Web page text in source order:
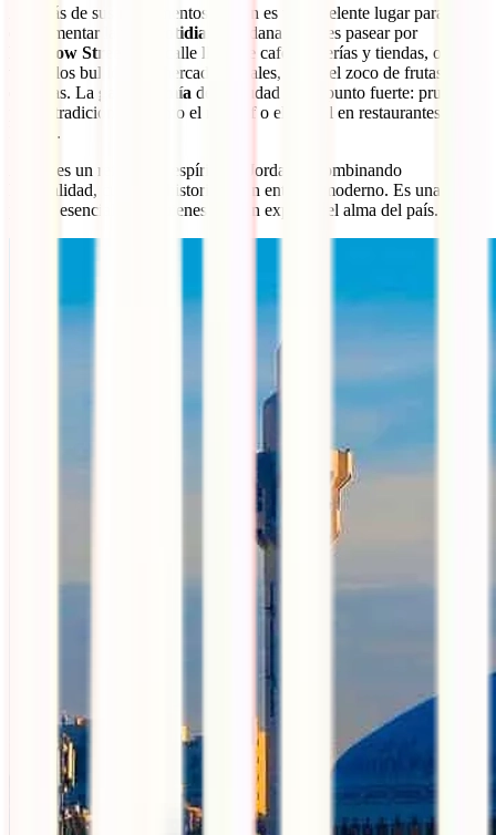
Además de sus monumentos, Amán es un excelente lugar para
experimentar la
vida cotidiana
jordana. Puedes pasear por
Rainbow Street
, una calle llena de cafés, galerías y tiendas, o
visitar los bulliciosos mercados locales, como el zoco de frutas y
especias. La gastronomía de la ciudad es un punto fuerte: prueba
platos tradicionales como el mansaf o el falafel en restaurantes
locales.
Amán es un reflejo del espíritu de Jordania, combinando
hospitalidad, cultura e historia en un entorno moderno. Es una
parada esencial para quienes buscan explorar el alma del país.